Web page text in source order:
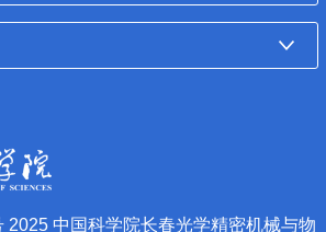
2025 中国科学院长春光学精密机械与物